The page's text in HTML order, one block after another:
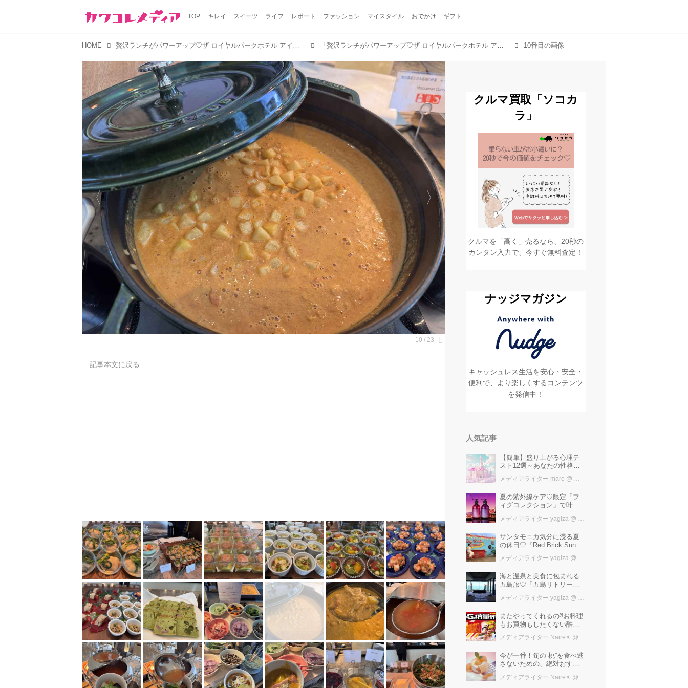
TOP キレイ スイーツ ライフ レポート ファッション マイスタイル おでかけ ギフト
HOME 贅沢ランチがパワーアップ♡ザ ロイヤルパークホテル アイコニック 東京汐留「アイコニックランチ」がフルブッフェに進化 「贅沢ランチがパワーアップ♡ザ ロイヤルパークホテル アイコニック 東京汐留「アイコニックランチ」がフルブッフェに進化」のアルバム 10番目の画像
記事本文に戻る
クルマ買取「ソコカ
ラ」
クルマを「高く」売るなら、20秒の
カンタン入力で、今すぐ無料査定！
ナッジマガジン
キャッシュレス生活を安心・安全・
便利で、より楽しくするコンテンツ
を発信中！
人気記事
【簡単】盛り上がる心理テ
スト12選～あなたの性格を
メディアライター maro @ カワコレメディア編集部
夏の紫外線ケア♡限定「フ
ィグコレクション」で叶え
メディアライター yagiza @ カワコレメディア編集部
サンタモニカ気分に浸る夏
の休日♡『Red Brick Sunset
レンガ倉庫】
メディアライター yagiza @ カワコレメディア編集部
海と温泉と美食に包まれる
五島旅♡「五島リトリート
極上ご褒美ステイ
メディアライター yagiza @ カワコレメディア編集部
またやってくれるの⁈お料理
もお買物もしたくない酷暑
けば増量中！！
メディアライター Naire✴︎ @ カワコレメディア編集部
今が一番！旬の”桃”を食べ逃
さないための、絶対おすす
メディアライター Naire✴︎ @ カワコレメディア編集部